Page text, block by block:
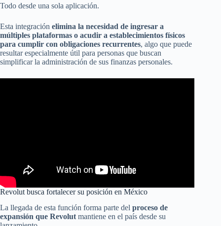
Todo desde una sola aplicación.
Esta integración elimina la necesidad de ingresar a
múltiples plataformas o acudir a establecimientos físicos
para cumplir con obligaciones recurrentes, algo que puede
resultar especialmente útil para personas que buscan
simplificar la administración de sus finanzas personales.
Revolut busca fortalecer su posición en México
La llegada de esta función forma parte del proceso de
expansión que Revolut mantiene en el país desde su